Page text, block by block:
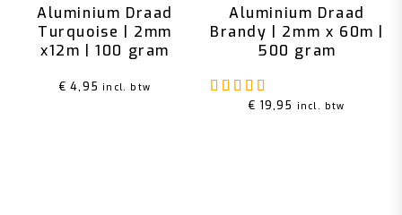
Aluminium Draad
Turquoise | 2mm
x12m | 100 gram
€ 4,95 incl. btw
Aluminium Draad
Brandy | 2mm x 60m |
500 gram
€ 19,95 incl. btw